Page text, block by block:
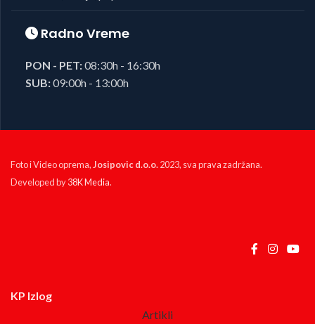
Radno Vreme
PON - PET:08:30h - 16:30h
SUB:09:00h - 13:00h
Foto i Video oprema,Josipovic d.o.o.2023, sva prava zadržana.
Developed by38K Media.
KP Izlog
Artikli